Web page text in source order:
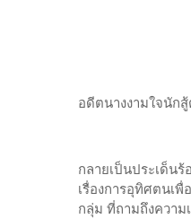
อดีตนางงามใจนัก
กลายเป็นประเด็น
เรื่องการอุทิศตนเ
กลุ่ม ที่ถามถึงความ